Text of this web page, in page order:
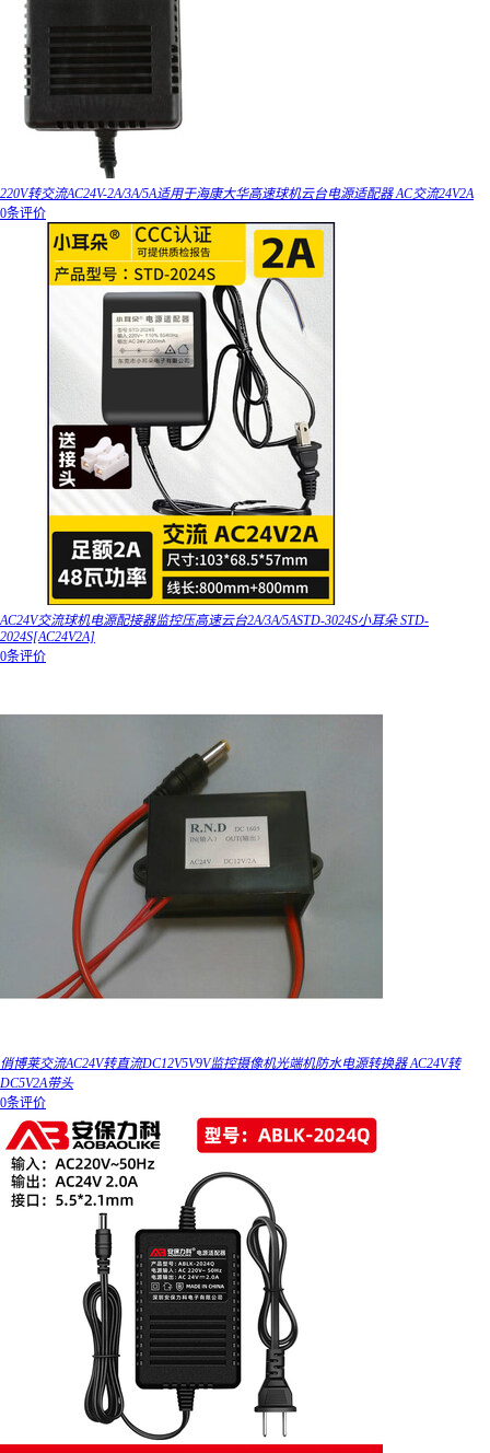
220V转交流AC24V-2A/3A/5A适用于海康大华高速球机云台电源适配器 AC交流24V2A
0条评价
AC24V交流球机电源配接器监控压高速云台2A/3A/5ASTD-3024S小耳朵 STD-
2024S[AC24V2A]
0条评价
俏博莱交流AC24V转直流DC12V5V9V监控摄像机光端机防水电源转换器 AC24V转
DC5V2A带头
0条评价